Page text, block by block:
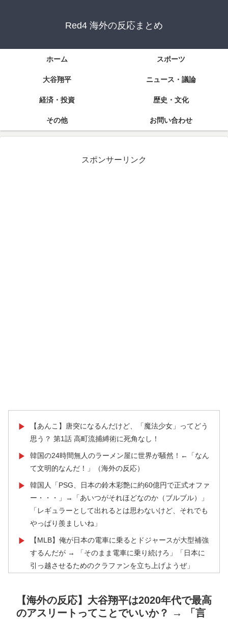
Red4 海外の反応まとめ
ホーム スポーツ
大谷翔平 ニュース・議論
経済・投資 歴史・文化
その他 お問い合わせ
スポンサーリンク
▶
【あんこ】唐突になるんだけど、「魔法少女」ってどう
思う？ 第1話 高町流捕縛術に死角なし！
▶
韓国の24時間無人のラーメン屋に世界が騒然！←「なん
て文明的なんだ！」（海外の反応）
▶
韓国人「PSG、日本の鈴木彩艶に約60億円で正式オファ
ー・・・」→「あいつがそれほどなのか（ブルブル）」
「レギュラーとして出れるとは思わないけど、それでも
やっぱり羨ましいね」
▶
【MLB】俺が日本の電車に乗るとドジャースが大型補強
するんだが → 「そのまま電車に乗り続けろ」「日本に
引っ越させるためのクラファンを立ち上げようぜ」
があったんだね」
▶ 海外「全部日本の真似だったのか…」 日本の普通のテ
【海外の反応】大谷翔平は2020年代で最高
のアスリートってことでいいか？ → 「言